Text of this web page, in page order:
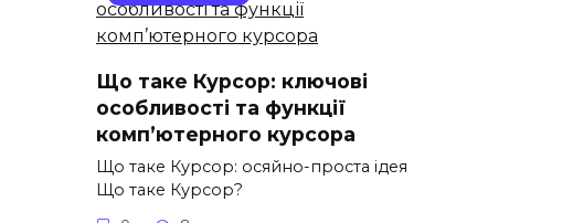
Що таке Курсор: ключові
особливості та функції
комп’ютерного курсора
Що таке Курсор: осяйно-проста ідея
Що таке Курсор?